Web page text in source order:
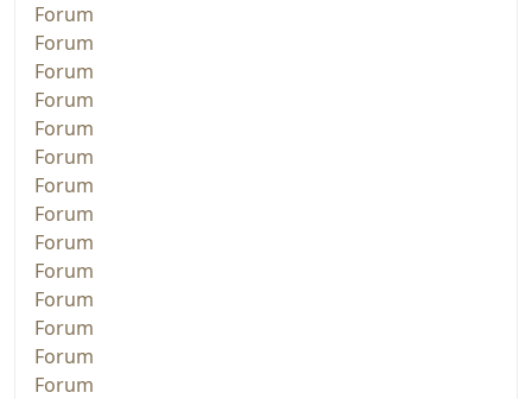
Forum
Forum
Forum
Forum
Forum
Forum
Forum
Forum
Forum
Forum
Forum
Forum
Forum
Forum